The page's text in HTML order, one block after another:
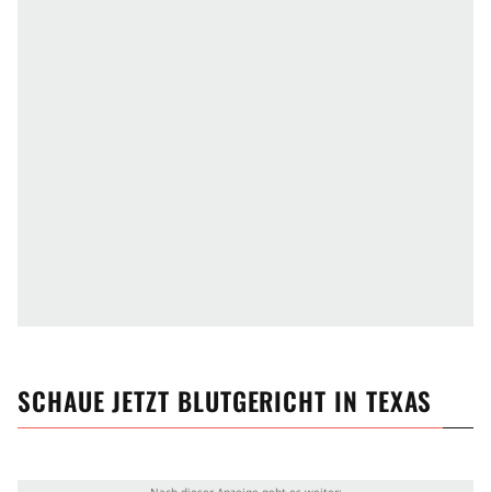
SCHAUE JETZT BLUTGERICHT IN TEXAS